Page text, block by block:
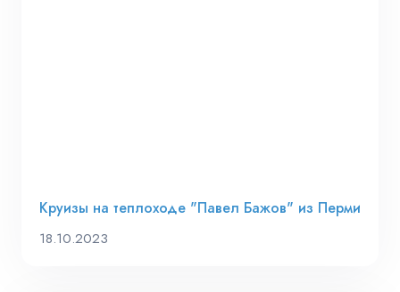
Круизы на теплоходе "Павел Бажов" из Перми
18.10.2023